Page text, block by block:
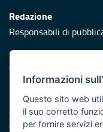
Redazione
Responsabili di
Protezione civile
Vai al sito di Protezione
Iniziativa finanziata
Asse XI
Informazioni
Questo sito web
il suo corretto
per fornire servizi